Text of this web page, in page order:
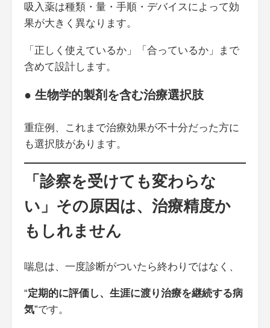
吸入薬は種類・量・手順・デバイスによって効
果が大きく異なります。
「正しく使えているか」「合っているか」まで
含めて設計します。
● 生物学的製剤を含む治療選択肢
重症例、これまで治療効果が不十分だった方に
も選択肢があります。
「診察を受けても変わらな
い」その原因は、治療精度か
もしれません
喘息は、一度診断がついたら終わりではなく、
“定期的に評価し、生涯に渡り治療を継続する病
気”です。